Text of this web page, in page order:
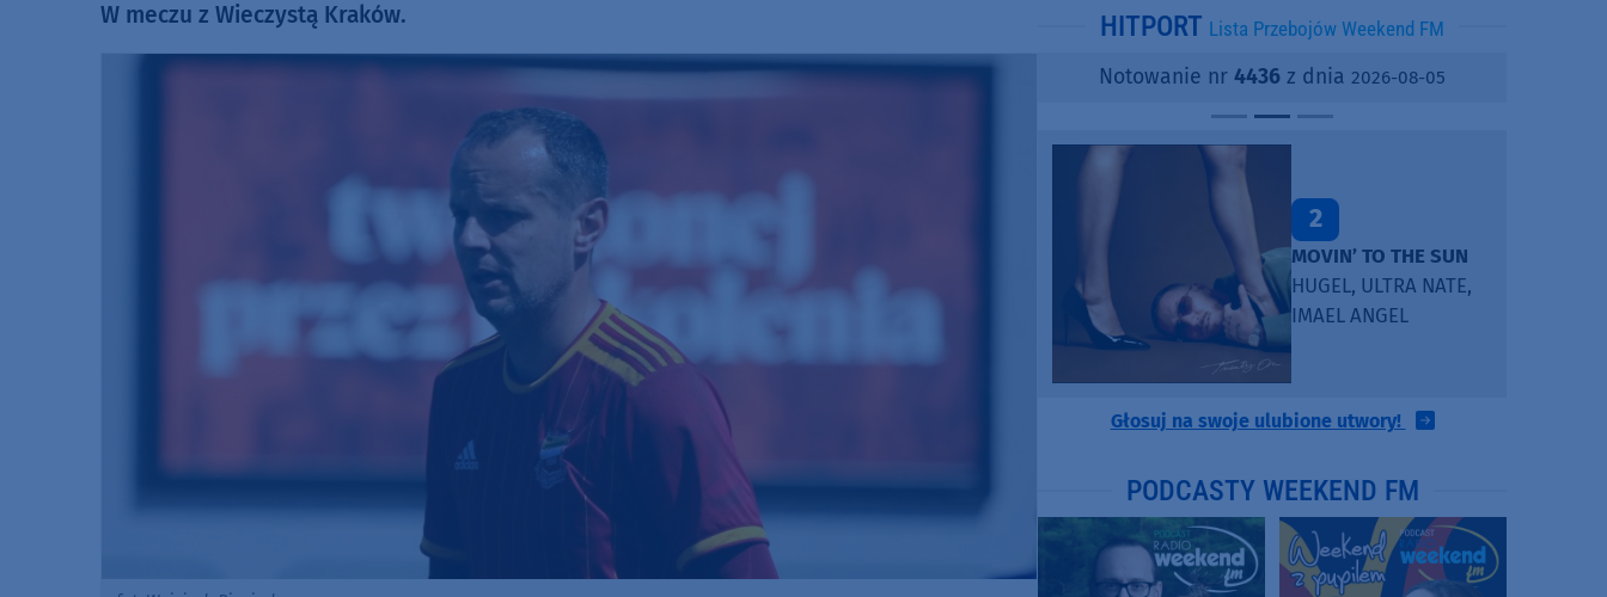
W meczu z Wieczystą Kraków.
informuje o
i ofertach
najmu
SPC, WPC i
kamienny
HITPORT Lista Przebojów Weekend FM
Notowanie nr 4436 z dnia 2026-08-05
2
MOVIN’ TO THE SUN
HUGEL, ULTRA NATE,
IMAEL ANGEL
Głosuj na swoje ulubione utwory!
PODCASTY WEEKEND FM